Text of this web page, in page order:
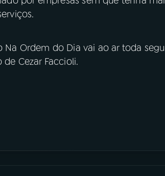
Na Ordem do Dia vai ao ar toda
Cezar Faccioli.